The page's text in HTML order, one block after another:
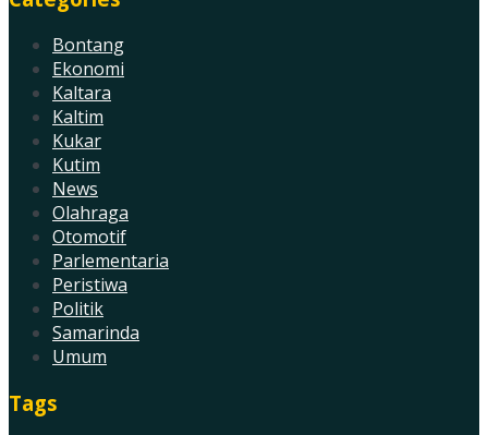
Bontang
Ekonomi
Kaltara
Kaltim
Kukar
Kutim
News
Olahraga
Otomotif
Parlementaria
Peristiwa
Politik
Samarinda
Umum
Tags